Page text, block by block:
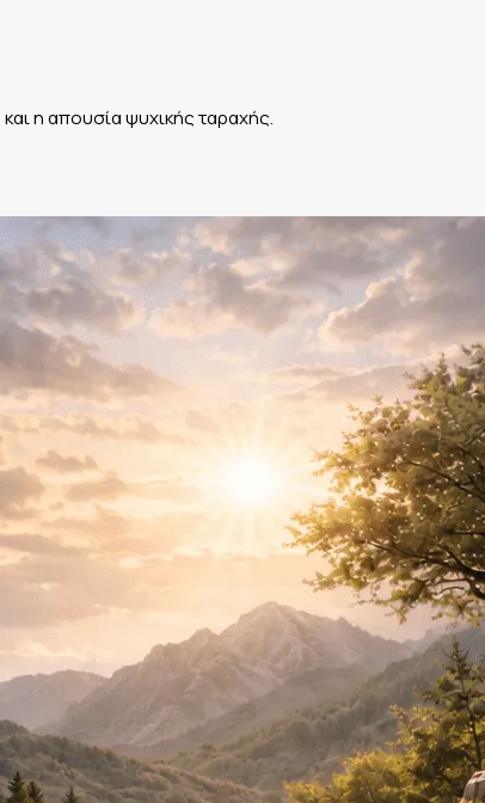
και η απουσία ψυχικής ταραχής.